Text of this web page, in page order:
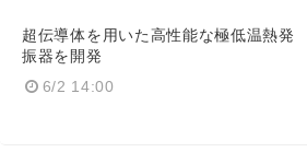
超伝導体を用いた高性能な極低温熱発
振器を開発
6/2 14:00